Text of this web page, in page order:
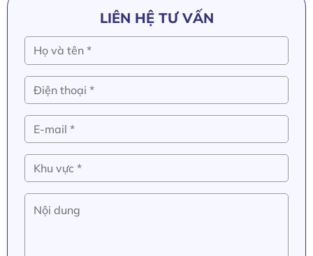
LIÊN HỆ TƯ VẤN